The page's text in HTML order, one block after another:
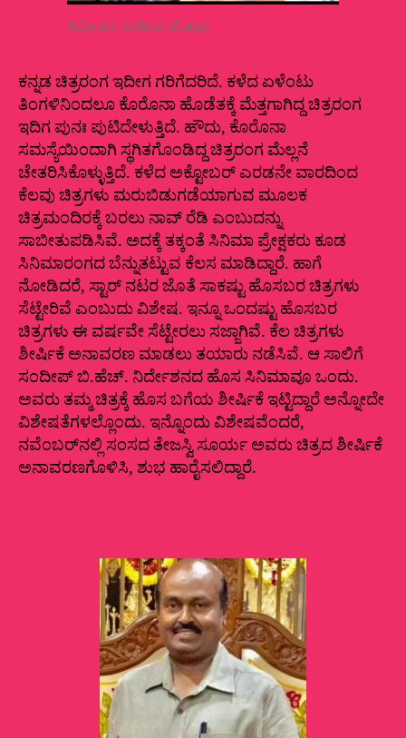
ನಿರ್ದೇಶಕ ಸಂದೀಪ್‌ ಬಿ.ಹೆಚ್
ಕನ್ನಡ ಚಿತ್ರರಂಗ ಇದೀಗ ಗರಿಗೆದರಿದೆ. ಕಳೆದ ಏಳೆಂಟು
ತಿಂಗಳಿನಿಂದಲೂ ಕೊರೊನಾ ಹೊಡೆತಕ್ಕೆ ಮೆತ್ತಗಾಗಿದ್ದ ಚಿತ್ರರಂಗ
ಇದಿಗ ಪುನಃ ಪುಟಿದೇಳುತ್ತಿದೆ. ಹೌದು, ಕೊರೊನಾ
ಸಮಸ್ಯೆಯಿಂದಾಗಿ ಸ್ಥಗಿತಗೊಂಡಿದ್ದ ಚಿತ್ರರಂಗ ಮೆಲ್ಲನೆ
ಚೇತರಿಸಿಕೊಳ್ಳುತ್ತಿದೆ. ಕಳೆದ ಅಕ್ಟೋಬರ್ ಎರಡನೇ ವಾರದಿಂದ‌
ಕೆಲವು ಚಿತ್ರಗಳು ಮರುಬಿಡುಗಡೆಯಾಗುವ ಮೂಲಕ
ಚಿತ್ರಮಂದಿರಕ್ಕೆ ಬರಲು ನಾವ್‌ ರೆಡಿ ಎಂಬುದನ್ನು
ಸಾಬೀತುಪಡಿಸಿವೆ. ಅದಕ್ಕೆ ತಕ್ಕಂತೆ ಸಿನಿಮಾ ಪ್ರೇಕ್ಷಕರು ಕೂಡ
ಸಿನಿಮಾರಂಗದ ಬೆನ್ನುತಟ್ಟುವ ಕೆಲಸ ಮಾಡಿದ್ದಾರೆ. ಹಾಗೆ
ನೋಡಿದರೆ, ಸ್ಟಾರ್‌ ನಟರ ಜೊತೆ ಸಾಕಷ್ಟು ಹೊಸಬರ ಚಿತ್ರಗಳು
ಸೆಟ್ಟೇರಿವೆ ಎಂಬುದು ವಿಶೇಷ. ಇನ್ನೂ ಒಂದಷ್ಟು ಹೊಸಬರ
ಚಿತ್ರಗಳು ಈ ವರ್ಷವೇ ಸೆಟ್ಟೇರಲು ಸಜ್ಜಾಗಿವೆ. ಕೆಲ ಚಿತ್ರಗಳು
ಶೀರ್ಷಿಕೆ ಅನಾವರಣ ಮಾಡಲು ತಯಾರು ನಡೆಸಿವೆ. ಆ ಸಾಲಿಗೆ
ಸಂದೀಪ್‌ ಬಿ.ಹೆಚ್.‌ ನಿರ್ದೇಶನದ ಹೊಸ ಸಿನಿಮಾವೂ ಒಂದು.
ಅವರು ತಮ್ಮ ಚಿತ್ರಕ್ಕೆ ಹೊಸ ಬಗೆಯ ಶೀರ್ಷಿಕೆ ಇಟ್ಟಿದ್ದಾರೆ ಅನ್ನೋದೇ
ವಿಶೇಷತೆಗಳಲ್ಲೊಂದು. ಇನ್ನೊಂದು ವಿಶೇಷವೆಂದರೆ,
ನವೆಂಬರ್‌ನಲ್ಲಿ ಸಂಸದ ತೇಜಸ್ವಿ ಸೂರ್ಯ ಅವರು ಚಿತ್ರದ ಶೀರ್ಷಿಕೆ
ಅನಾವರಣಗೊಳಿಸಿ, ಶುಭ ಹಾರೈಸಲಿದ್ದಾರೆ.